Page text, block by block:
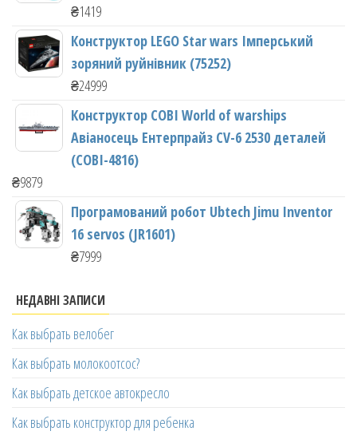
₴1419
Конструктор LEGO Star wars Імперський
зоряний руйнівник (75252)
₴24999
Конструктор COBI World of warships
Авіаносець Ентерпрайз CV-6 2530 деталей
(COBI-4816)
₴9879
Програмований робот Ubtech Jimu Inventor
16 servos (JR1601)
₴7999
НЕДАВНІ ЗАПИСИ
Как выбрать велобег
Как выбрать молокоотсос?
Как выбрать детское автокресло
Как выбрать конструктор для ребенка